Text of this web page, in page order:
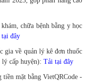
chữa bệnh bằng y học
đây
gia về quản lý kê đơn thuốc
lý cấp huyện): Tải tại đây
mặt bằng VietQRCode -